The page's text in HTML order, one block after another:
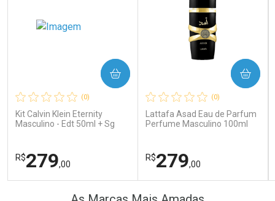
Comprar sem Desconto
Por R$ 389,90/cada
Comprar sem Desconto
Por R$ 389,90/cada
Comprar sem Desconto
Por R$ 64,90/cada
Comprar sem Desconto
Por R$ 64,90/cada
(0)
Kit Calvin Klein Eternity
Masculino - Edt 50ml + Sg
R$279,00
COMPRAR
FECHAR
FECHAR
(0)
Lattafa Asad Eau de Parfum
Perfume Masculino 100ml
R$279,00
COMPRAR